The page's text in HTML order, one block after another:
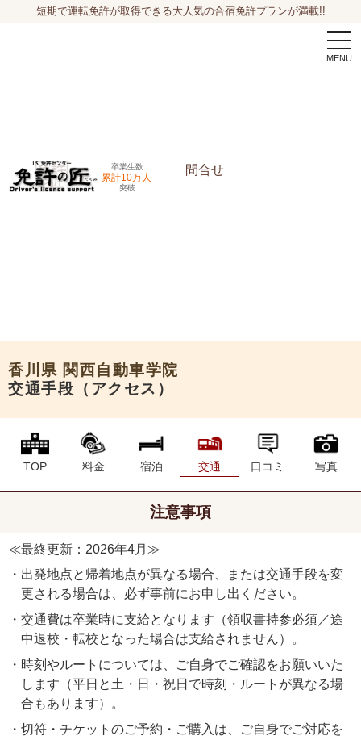
短期で運転免許が取得できる大人気の合宿免許プランが満載!!
卒業生数
累計10万人
突破
問合せ
香川県 関西自動車学院
交通手段（アクセス）
TOP 料金 宿泊 交通 口コミ 写真
注意事項
≪最終更新：2026年4月≫
・出発地点と帰着地点が異なる場合、または交通手段を変
更される場合は、必ず事前にお申し出ください。
・交通費は卒業時に支給となります（領収書持参必須／途
中退校・転校となった場合は支給されません）。
・時刻やルートについては、ご自身でご確認をお願いいた
します（平日と土・日・祝日で時刻・ルートが異なる場
合もあります）。
・切符・チケットのご予約・ご購入は、ご自身でご対応を